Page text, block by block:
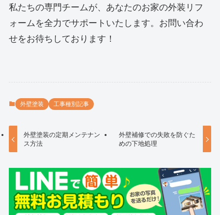
私たちの専門チームが、あなたのお家の外装リフ
ォームを全力でサポートいたします。お問い合わ
せをお待ちしております！
外壁塗装 工事種別記事
外壁塗装の定期メンテナン
ス方法
外壁補修での失敗を防ぐた
めの下地処理